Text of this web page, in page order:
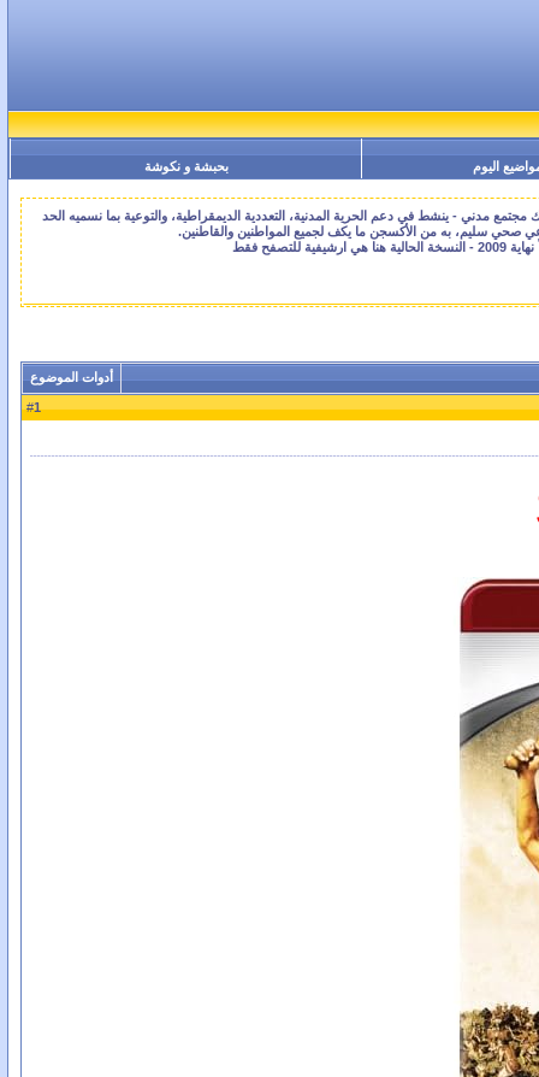
اليوم بحبشة و نكوشة
مدني - ينشط في دعم الحرية المدنية، التعددية الديمقراطية، والتوعية بما نسميه الحد
صحي سليم، به من الأكسجن ما يكف لجميع المواطنين والقاطنين.
أدوات الموضوع
#
1